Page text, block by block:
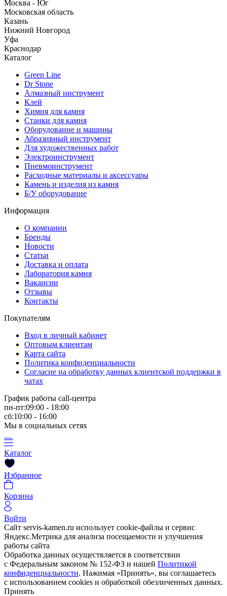
Москва - Юг
Московская область
Казань
Нижний Новгород
Уфа
Краснодар
Каталог
Green Line
Dr Stone
Алмазный инструмент
Клей
Химия для камня
Станки для камня
Оборудование и машины
Абразивный инструмент
Для художественных работ
Электроинструмент
Пневмоинструмент
Расходные материалы и аксессуары
Камень и изделия из камня
Б/У оборудование
Информация
О компании
Бренды
Новости
Статьи
Доставка и оплата
Лаборатория камня
Вакансии
Отзывы
Контакты
Покупателям
Вход в личный кабинет
Оптовым клиентам
Карта сайта
Политика конфиденциальности
Согласие на обработку данных клиентской поддержки в
чатах
График работы call-центра
пн-пт:09:00 - 18:00
сб:10:00 - 16:00
Мы в социальных сетях
Каталог
Избранное
Корзина
Войти
Сайт servis-kamen.ru использует cookie-файлы и сервис
Яндекс.Метрика для анализа посещаемости и улучшения
работы сайта
Обработка данных осуществляется в соответствии
с Федеральным законом № 152-ФЗ и нашей Политикой
конфиденциальности. Нажимая «Принять», вы соглашаетесь
с использованием cookies и обработкой обезличенных данных.
Принять